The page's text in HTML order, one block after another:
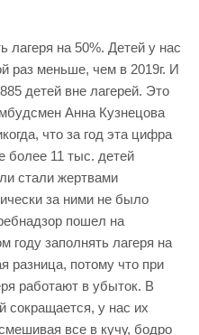
лагеря на 50%. Детей у нас
раз меньше, чем в 2019г. И
детей вне лагерей. Это
Анна Кузнецова
что за год эта цифра
более 11 тыс. детей
стали жертвами
за ними не было
пошел на
году заполнять лагеря на
разница, потому что при
работают в убыток. В
сокращается, у нас их
все в кучу, бодро